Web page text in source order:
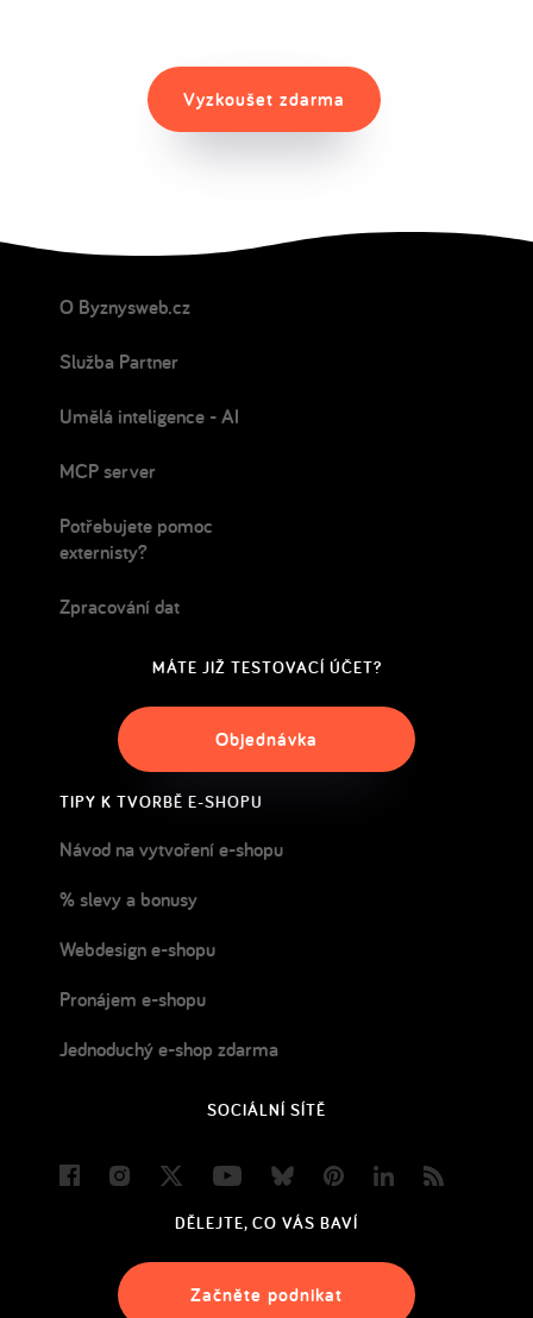
Vyzkoušet zdarma
O Byznysweb.cz
Služba Partner
Umělá inteligence - AI
MCP server
Potřebujete pomoc
externisty?
Zpracování dat
MÁTE JIŽ TESTOVACÍ ÚČET?
Objednávka
TIPY K TVORBĚ E-SHOPU
Návod na vytvoření e-shopu
% slevy a bonusy
Webdesign e-shopu
Pronájem e-shopu
Jednoduchý e-shop zdarma
SOCIÁLNÍ SÍTĚ
FacebookInstagram
Twitter YoutubeBlueskyPinterestLinkedIn
DĚLEJTE, CO VÁS BAVÍ
Začněte podnikat